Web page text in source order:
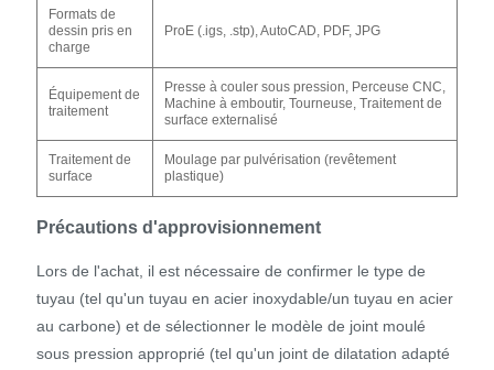
Formats de
dessin pris en
charge
ProE (.igs, .stp), AutoCAD, PDF, JPG
Équipement de
traitement
Presse à couler sous pression, Perceuse CNC,
Machine à emboutir, Tourneuse, Traitement de
surface externalisé
Traitement de
surface
Moulage par pulvérisation (revêtement
plastique)
Précautions d'approvisionnement
Lors de l'achat, il est nécessaire de confirmer le type de
tuyau (tel qu'un tuyau en acier inoxydable/un tuyau en acier
au carbone) et de sélectionner le modèle de joint moulé
sous pression approprié (tel qu'un joint de dilatation adapté